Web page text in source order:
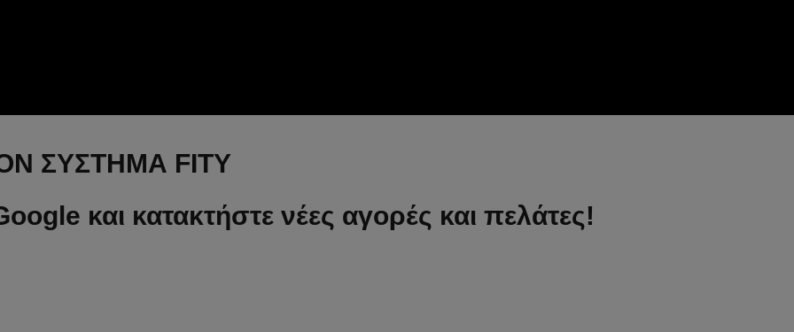
ΣΥΣΤΗΜΑ FITY
και κατακτήστε νέες αγορές και πελάτες!